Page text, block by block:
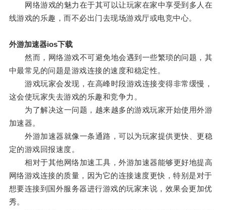
网络游戏的魅力在于其可以让玩家在家中享受到多人在
线游戏的乐趣，而不必出门去现场游戏厅或电竞中心。
外游加速器ios下载
然而，网络游戏不可避免地会遇到一些繁琐的问题，其
中最常见的问题是游戏连接的速度和稳定性。
游戏玩家会发现，在高峰时段游戏连接变得非常缓慢，
这会使玩家失去游戏的乐趣和竞争力。
为了解决这一问题，越来越多的游戏玩家开始使用外游
加速器。
外游加速器就像一条通路，可以为玩家提供更快、更稳
定的游戏回报速度。
相对于其他网络加速工具，外游加速器能够更好地提高
网络游戏连接的质量，因为它的连接速度更快，特别是对于
想要连接到国外服务器进行游戏的玩家来说，效果会更加优
秀。